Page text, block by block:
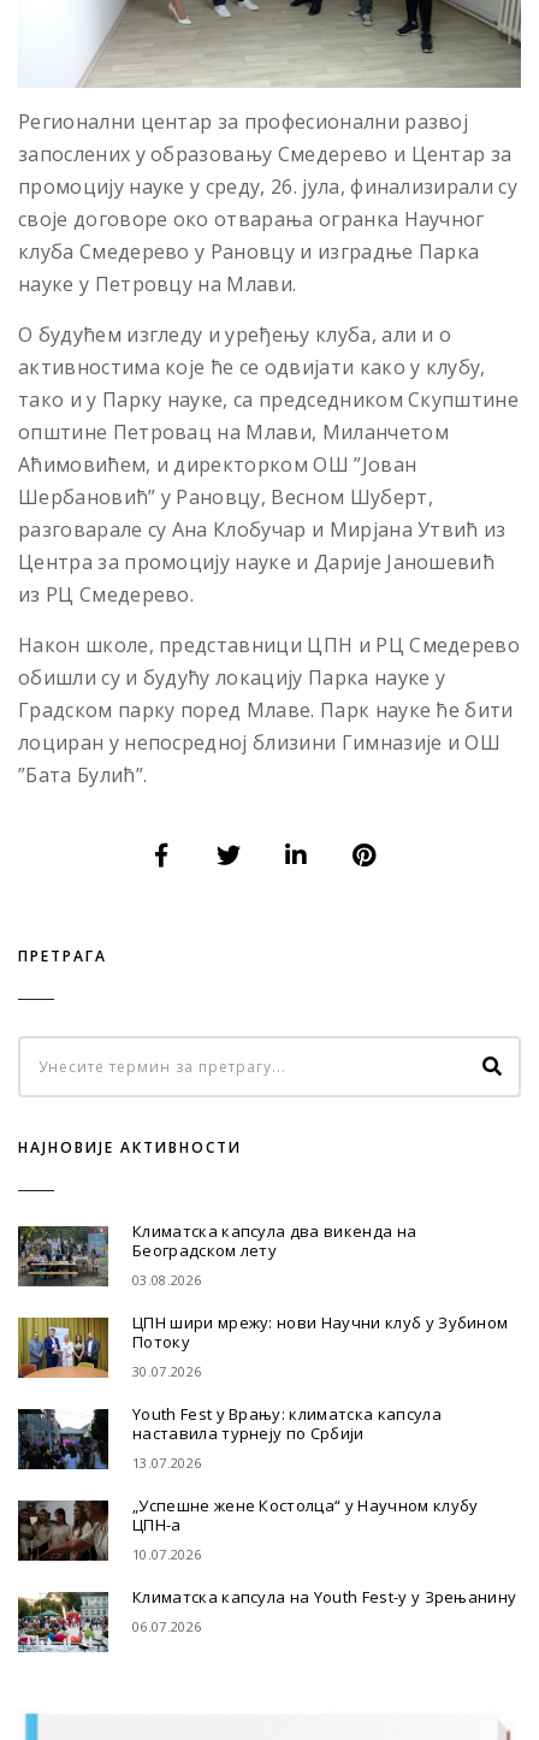
Регионални центар за професионални развој
запослених у образовању Смедерево и Центар за
промоцију науке у среду, 26. јула, финализирали су
своје договоре око отварања огранка Научног
клуба Смедерево у Рановцу и изградње Парка
науке у Петровцу на Млави.
О будућем изгледу и уређењу клуба, али и о
активностима које ће се одвијати како у клубу,
тако и у Парку науке, са председником Скупштине
општине Петровац на Млави, Миланчетом
Аћимовићем, и директорком ОШ ”Јован
Шербановић” у Рановцу, Весном Шуберт,
разговарале су Ана Клобучар и Мирјана Утвић из
Центра за промоцију науке и Дарије Јаношевић
из РЦ Смедерево.
Након школе, представници ЦПН и РЦ Смедерево
обишли су и будућу локацију Парка науке у
Градском парку поред Млаве. Парк науке ће бити
лоциран у непосредној близини Гимназије и ОШ
”Бата Булић”.
ПРЕТРАГА
НАЈНОВИЈЕ АКТИВНОСТИ
Климатска капсула два викенда на
Београдском лету
03.08.2026
ЦПН шири мрежу: нови Научни клуб у Зубином
Потоку
30.07.2026
Youth Fest у Врању: климатска капсула
наставила турнеју по Србији
13.07.2026
„Успешне жене Костолца“ у Научном клубу
ЦПН-а
10.07.2026
Климатска капсула на Youth Fest-у у Зрењанину
06.07.2026